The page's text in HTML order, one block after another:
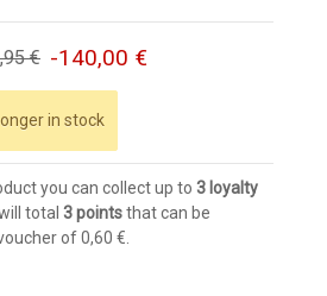
€ -140,00 €
in stock
you can collect up to 3 loyalty
total 3pointsthat can be
of0,60 €